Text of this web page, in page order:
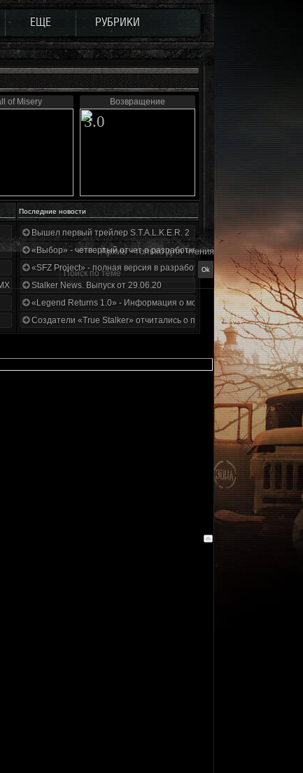
ЕЩЕ РУБРИКИ
of Misery Возвращение
3.0
Последние новости
1.3.5.ООП.МА.К.
Вышел первый трейлер S.T.A.L.K.E.R. 2
«Выбор» - четвертый отчет о разработке!
«SFZ Project» - полная версия в разработке!
Stalker News. Выпуск от 29.06.20
«Legend Returns 1.0» - Информация о моде за июнь 2020
Создатели «True Stalker» отчитались о проделанной работе
Архив - только для чтения